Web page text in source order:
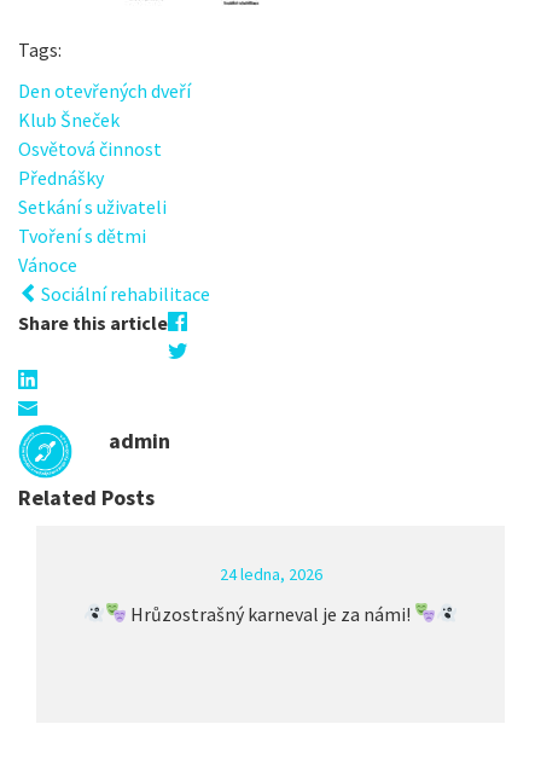
Tags:
Den otevřených dveří
Klub Šneček
Osvětová činnost
Přednášky
Setkání s uživateli
Tvoření s dětmi
Vánoce
Sociální rehabilitace
Share this article
admin
Related Posts
24 ledna, 2026
Hrůzostrašný karneval je za námi!